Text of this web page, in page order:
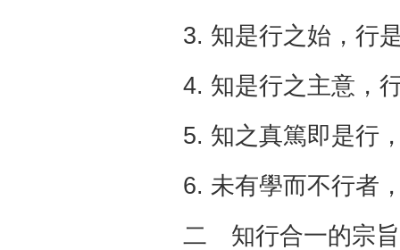
3. 知是行之始，
4. 知是行之主意
5. 知之真篤即是行
6. 未有學而不行者
二 知行合一的